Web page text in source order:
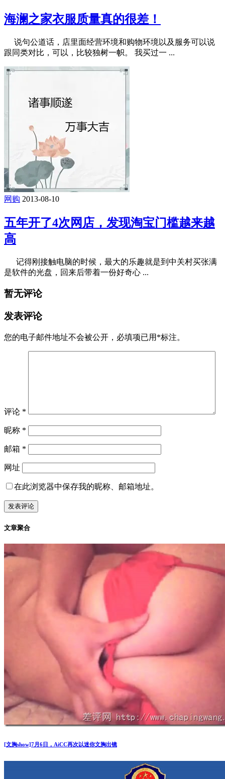
海澜之家衣服质量真的很差！
说句公道话，店里面经营环境和购物环境以及服务可以说
跟同类对比，可以，比较独树一帜。 我买过一 ...
网购 2013-08-10
五年开了4次网店，发现淘宝门槛越来越
高
记得刚接触电脑的时候，最大的乐趣就是到中关村买张满
是软件的光盘，回来后带着一份好奇心 ...
暂无评论
发表评论
您的电子邮件地址不会被公开， 必填项已用 *标注。
评论 *
昵称 *
邮箱 *
网址
在此浏览器中保存我的昵称、邮箱地址。
文章聚合
[文胸show]7月6日，AiCC再次以迷你文胸出镜